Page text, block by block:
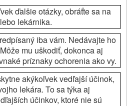
ďalšie otázky, obráťte sa na
lekárnika.
iba vám. Nedávajte ho
mu uškodiť, dokonca aj
príznaky ochorenia ako vy.
akýkoľvek vedľajší účinok,
lekára. To sa týka aj
účinkov, ktoré nie sú